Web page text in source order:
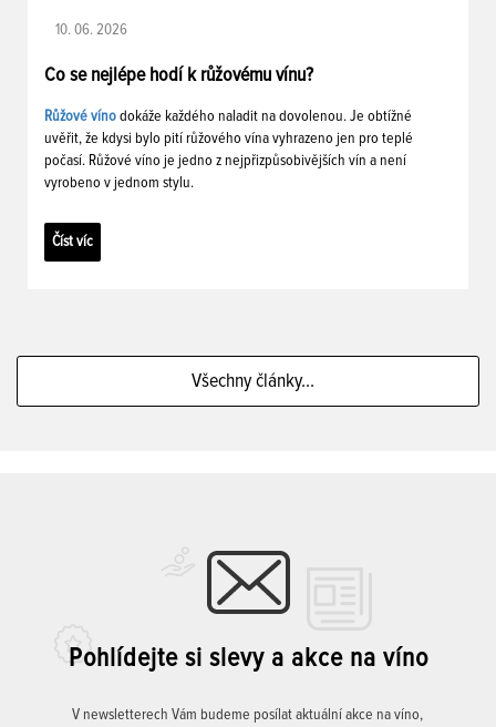
10. 06. 2026
Co se nejlépe hodí k růžovému vínu?
Růžové víno dokáže každého naladit na dovolenou. Je obtížné
uvěřit, že kdysi bylo pití růžového vína vyhrazeno jen pro teplé
počasí. Růžové víno je jedno z nejpřizpůsobivějších vín a není
vyrobeno v jednom stylu.
Číst víc
Všechny články...
Pohlídejte si slevy a akce na víno
V newsletterech Vám budeme posílat aktuální akce na víno,